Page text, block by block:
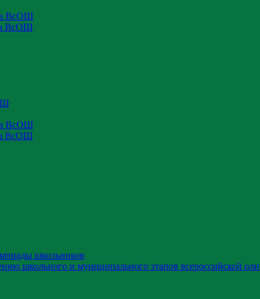
ВсОШ
ВсОШ
ВсОШ
ВсОШ
школьников
школьного и муниципального этапов всероссийской